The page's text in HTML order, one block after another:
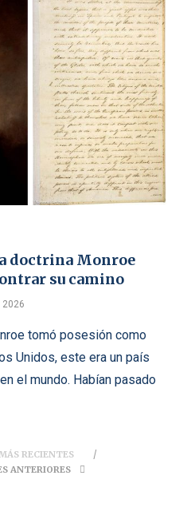
doctrina Monroe
su camino
2026
tomó posesión como
Unidos, este era un país
el mundo. Habían pasado
RECIENTES
ANTERIORES